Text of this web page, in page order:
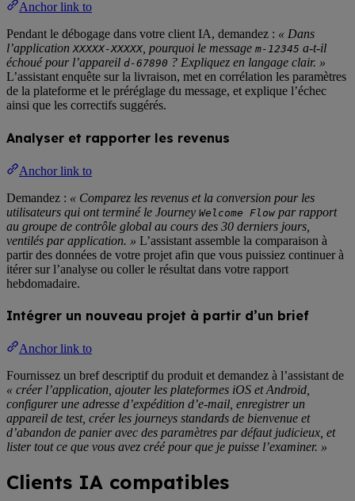
Anchor link to
Pendant le débogage dans votre client IA, demandez : « Dans
l’application XXXXX-XXXXX , pourquoi le message m-12345 a-t-il
échoué pour l’appareil d-67890 ? Expliquez en langage clair. »
L’assistant enquête sur la livraison, met en corrélation les paramètres
de la plateforme et le préréglage du message, et explique l’échec
ainsi que les correctifs suggérés.
Analyser et rapporter les revenus
Anchor link to
Demandez : « Comparez les revenus et la conversion pour les
utilisateurs qui ont terminé le Journey Welcome Flow par rapport
au groupe de contrôle global au cours des 30 derniers jours,
ventilés par application. » L’assistant assemble la comparaison à
partir des données de votre projet afin que vous puissiez continuer à
itérer sur l’analyse ou coller le résultat dans votre rapport
hebdomadaire.
Intégrer un nouveau projet à partir d’un brief
Anchor link to
Fournissez un bref descriptif du produit et demandez à l’assistant de
« créer l’application, ajouter les plateformes iOS et Android,
configurer une adresse d’expédition d’e-mail, enregistrer un
appareil de test, créer les journeys standards de bienvenue et
d’abandon de panier avec des paramètres par défaut judicieux, et
lister tout ce que vous avez créé pour que je puisse l’examiner. »
Clients IA compatibles